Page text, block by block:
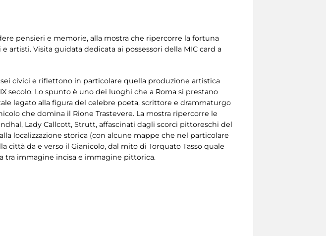
pensieri e memorie, alla mostra che ripercorre la fortuna
artisti. Visita guidata dedicata ai possessori della MIC card a
civici e riflettono in particolare quella produzione artistica
secolo. Lo spunto è uno dei luoghi che a Roma si prestano
legato alla figura del celebre poeta, scrittore e drammaturgo
che domina il Rione Trastevere. La mostra ripercorre le
Lady Callcott, Strutt, affascinati dagli scorci pittoreschi del
localizzazione storica (con alcune mappe che nel particolare
da e verso il Gianicolo, dal mito di Torquato Tasso quale
tra immagine incisa e immagine pittorica.